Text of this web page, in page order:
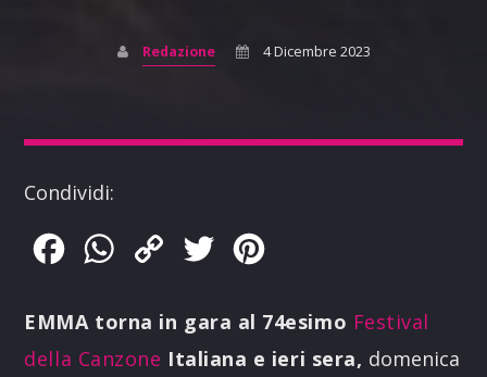
Redazione 4 Dicembre 2023
Condividi:
FacebookWhatsApp
Copy
Twitter
EMMA torna in gara al 74esimo Festival
della Canzone Italiana e ieri sera, domenica